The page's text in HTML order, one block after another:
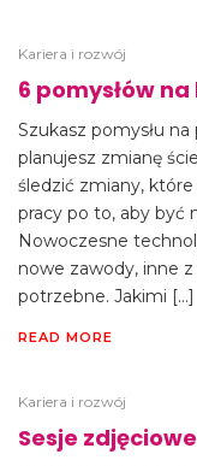
Kariera i rozwój
6 pomysłów
Szukasz pomysłu
planujesz zmianę
śledzić zmiany,
pracy po to, aby być
Nowoczesne
nowe zawody, inne z
potrzebne. Jakimi […]
READ MORE
Kariera i rozwój
Sesje